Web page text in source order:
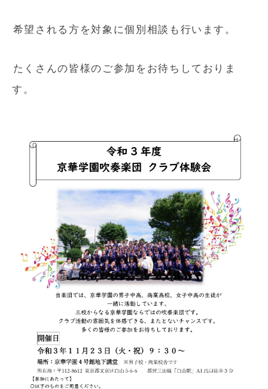
希望される方を対象に個別相談も行います。
たくさんの皆様のご参加をお待ちしておりま
す。